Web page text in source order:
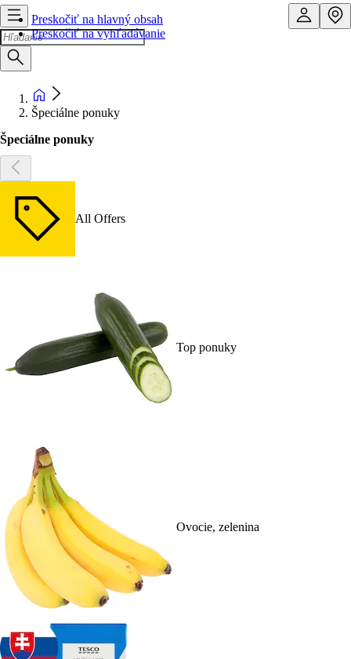
Preskočiť na hlavný obsah
Preskočiť na vyhľadávanie
Špeciálne ponuky
Špeciálne ponuky
All Offers
Top ponuky
Ovocie, zelenina